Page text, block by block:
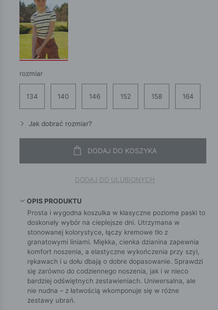
rozmiar
134 140 146 152 158 164
Jak dobrać rozmiar?
DODAJ DO KOSZYKA
DODAJ DO ULUBIONYCH
OPIS PRODUKTU
Prosta i wygodna koszulka w klasyczne poziome paski to
doskonały wybór na cieplejsze dni. Utrzymana w
stonowanej kolorystyce, łączy kremowe tło z
granatowymi liniami. Miękka, cienka dzianina zapewnia
komfort noszenia, a elastyczne wykończenia przy szyi,
rękawach i u dołu dbają o dobre dopasowanie. Sprawdzi
się zarówno do codziennego noszenia, jak i w nieco
bardziej odświętnych zestawieniach. Uniwersalna, ale
nie nudna – z łatwością wkomponuje się w różne
zestawy ubrań.